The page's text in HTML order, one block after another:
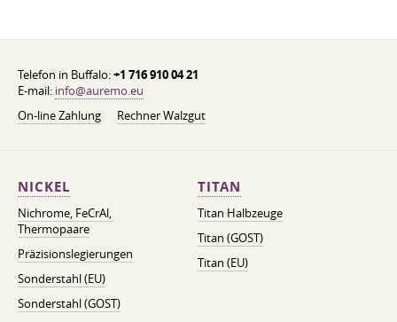
Telefon in Buffalo:+1 716 910 04 21
E-mail: info@auremo.eu
On-line Zahlung
Rechner Walzgut
NICKEL
Nichrome, FeСrAl, ​​
Thermopaare
Präzisionslegierungen
Sonderstahl (EU)
Sonderstahl (GOST)
TITAN
Titan Halbzeuge
Titan (GOST)
Titan (EU)